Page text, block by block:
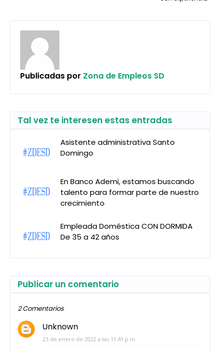
Publicadas por Zona de Empleos SD
Tal vez te interesen estas entradas
Asistente administrativa Santo
Domingo
En Banco Ademi, estamos buscando
talento para formar parte de nuestro
crecimiento
Empleada Doméstica CON DORMIDA
De 35 a 42 años
Publicar un comentario
2 Comentarios
Unknown
23 de enero de 2022 a las 11:41 p.m.